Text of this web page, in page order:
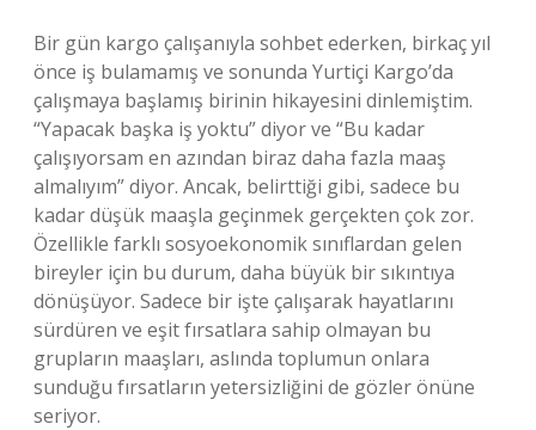
Bir gün kargo çalışanıyla sohbet ederken, birkaç yıl
önce iş bulamamış ve sonunda Yurtiçi Kargo’da
çalışmaya başlamış birinin hikayesini dinlemiştim.
“Yapacak başka iş yoktu” diyor ve “Bu kadar
çalışıyorsam en azından biraz daha fazla maaş
almalıyım” diyor. Ancak, belirttiği gibi, sadece bu
kadar düşük maaşla geçinmek gerçekten çok zor.
Özellikle farklı sosyoekonomik sınıflardan gelen
bireyler için bu durum, daha büyük bir sıkıntıya
dönüşüyor. Sadece bir işte çalışarak hayatlarını
sürdüren ve eşit fırsatlara sahip olmayan bu
grupların maaşları, aslında toplumun onlara
sunduğu fırsatların yetersizliğini de gözler önüne
seriyor.